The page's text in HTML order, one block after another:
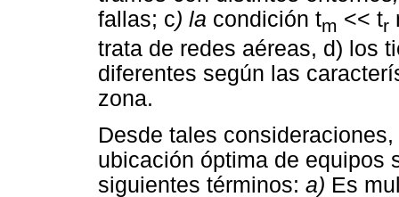
fallas; c) la condición tm << tr
trata de redes aéreas, d) los
diferentes según las
zona.
Desde tales
ubicación óptima de equipos
siguientes términos: a) Es